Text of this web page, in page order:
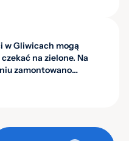
w Gliwicach mogą
na zielone. Na
zamontowano